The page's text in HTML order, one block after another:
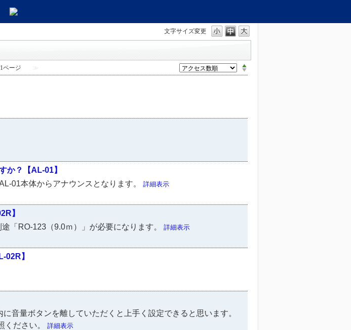
文字サイズ変更
ページ ≫
か？【AL-01】
01本体からアナウンスとなります。 詳細表示
】
「RO-123（9.0ｍ）」が必要になります。 詳細表示
】
音量ボタンを離していただくと上手く設定できると思います。
ください。 詳細表示